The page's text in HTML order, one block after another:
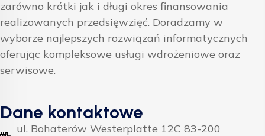
zarówno krótki jak i długi okres finansowania
realizowanych przedsięwzięć. Doradzamy w
wyborze najlepszych rozwiązań informatycznych
oferując kompleksowe usługi wdrożeniowe oraz
serwisowe.
Dane kontaktowe
ul. Bohaterów Westerplatte 12C 83-200